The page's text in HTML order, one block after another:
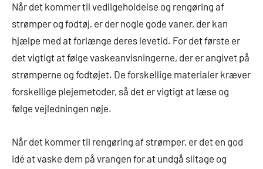
Når det kommer til vedligeholdelse og rengøring af
strømper og fodtøj, er der nogle gode vaner, der kan
hjælpe med at forlænge deres levetid. For det første er
det vigtigt at følge vaskeanvisningerne, der er angivet på
strømperne og fodtøjet. De forskellige materialer kræver
forskellige plejemetoder, så det er vigtigt at læse og
følge vejledningen nøje.
Når det kommer til rengøring af strømper, er det en god
idé at vaske dem på vrangen for at undgå slitage og